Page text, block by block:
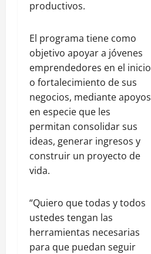
productivos.
El programa tiene como
objetivo apoyar a jóvenes
emprendedores en el inicio
o fortalecimiento de sus
negocios, mediante apoyos
en especie que les
permitan consolidar sus
ideas, generar ingresos y
construir un proyecto de
vida.
“Quiero que todas y todos
ustedes tengan las
herramientas necesarias
para que puedan seguir